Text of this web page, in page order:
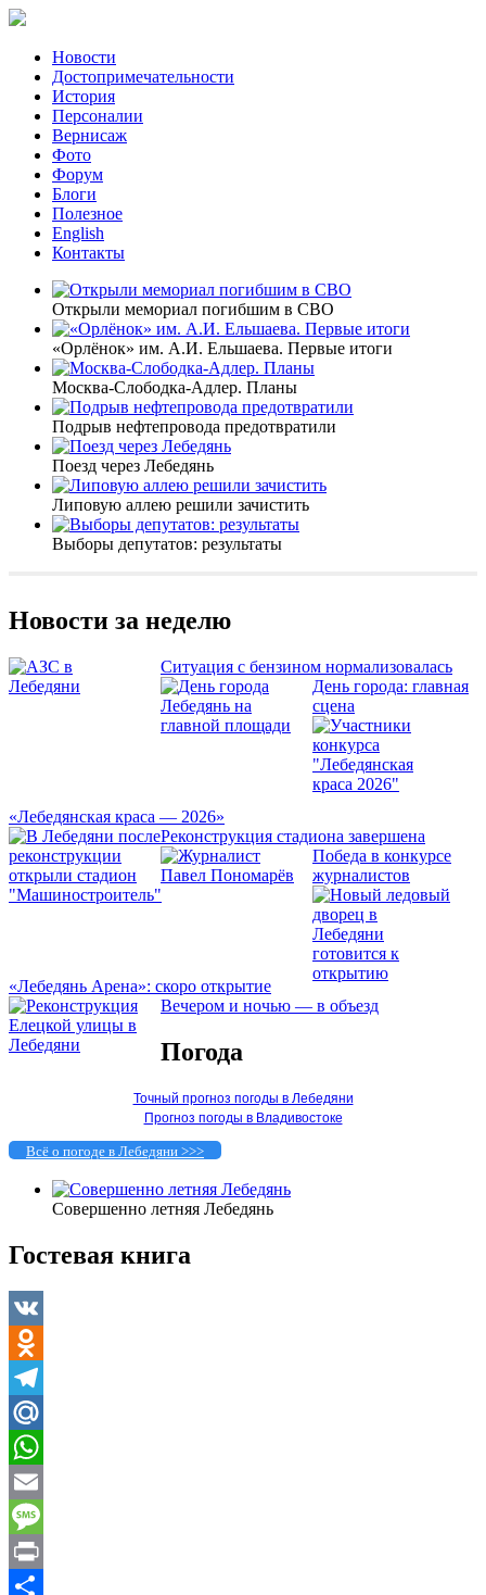
Новости
Достопримечательности
История
Персоналии
Вернисаж
Фото
Форум
Блоги
Полезное
English
Контакты
Открыли мемориал погибшим в СВО
«Орлёнок» им. А.И. Ельшаева. Первые итоги
Москва-Слободка-Адлер. Планы
Подрыв нефтепровода предотвратили
Поезд через Лебедянь
Липовую аллею решили зачистить
Выборы депутатов: результаты
Новости за неделю
Ситуация с бензином нормализовалась
День города: главная
сцена
«Лебедянская краса — 2026»
Реконструкция стадиона завершена
Победа в конкурсе
журналистов
«Лебедянь Арена»: скоро открытие
Вечером и ночью — в объезд
Погода
Точный прогноз погоды в Лебедяни
Прогноз погоды в Владивостоке
Всё о погоде в Лебедяни >>>
Совершенно летняя Лебедянь
Гостевая книга
VK
Odnoklassniki
Telegram
Mail.Ru
WhatsApp
Email
Message
Print